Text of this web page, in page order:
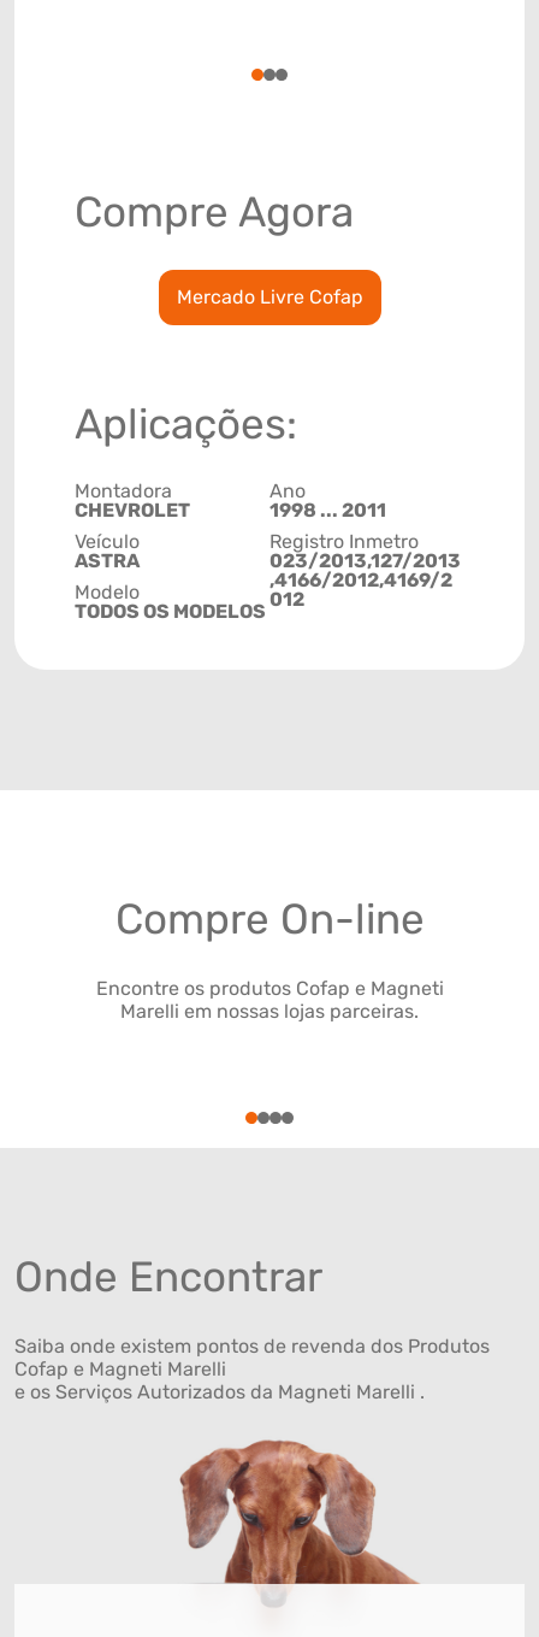
123
Compre Agora
Mercado Livre Cofap
Aplicações:
Montadora
CHEVROLET
Veículo
ASTRA
Modelo
TODOS OS MODELOS
Ano
1998 ... 2011
Registro Inmetro
023/2013,127/2013
,4166/2012,4169/2
012
Compre On-line
Encontre os produtos Cofap e Magneti
Marelli em nossas lojas parceiras.
1234
Onde Encontrar
Saiba onde existem pontos de revenda dos Produtos
Cofap e Magneti Marelli
e os Serviços Autorizados da Magneti Marelli .